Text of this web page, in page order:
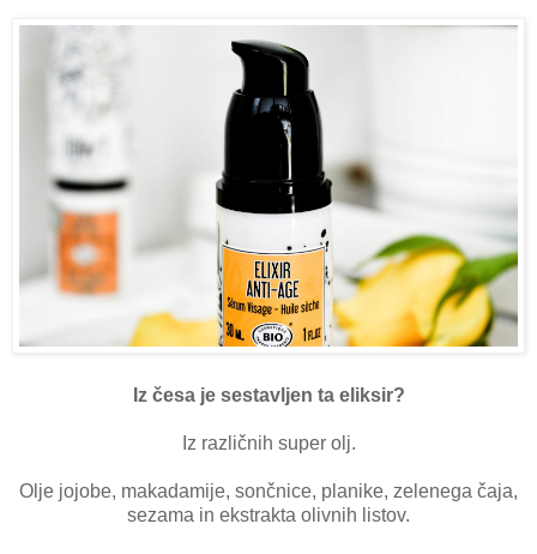
Iz česa je sestavljen ta eliksir?
Iz različnih super olj.
Olje jojobe, makadamije, sončnice, planike, zelenega čaja,
sezama in ekstrakta olivnih listov.